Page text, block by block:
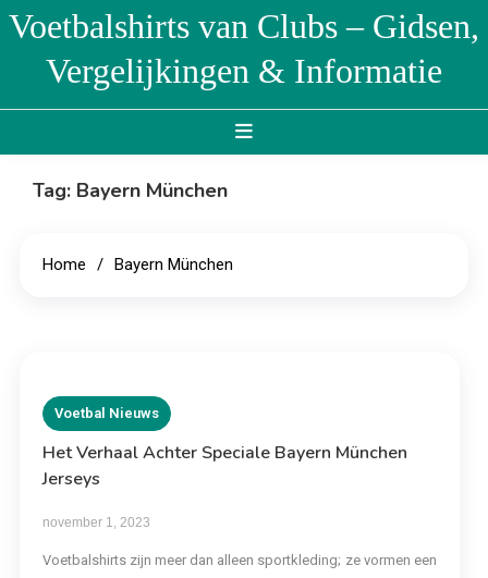
Skip
content
Voetbalshirts van Clubs – Gidsen,
Vergelijkingen & Informatie
Tag: Bayern München
Home Bayern München
Voetbal Nieuws
Het Verhaal Achter Speciale Bayern München
Jerseys
november 1, 2023
Voetbalshirts zijn meer dan alleen sportkleding; ze vormen een